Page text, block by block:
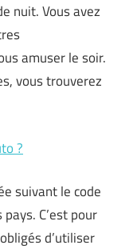
nuit. Vous avez
amuser le soir.
vous trouverez
?
suivant le code
C’est pour
d’utiliser